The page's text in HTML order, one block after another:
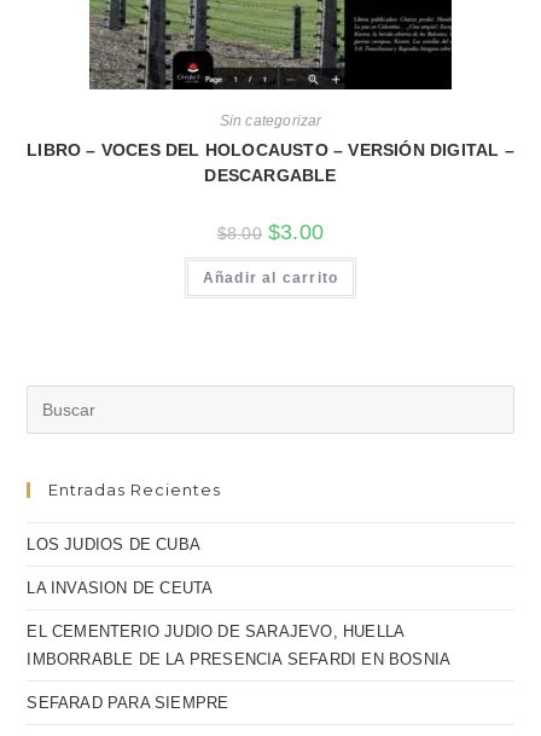
Sin categorizar
LIBRO – VOCES DEL HOLOCAUSTO – VERSIÓN DIGITAL –
DESCARGABLE
$8.00 $3.00
Añadir al carrito
Entradas Recientes
LOS JUDIOS DE CUBA
LA INVASION DE CEUTA
EL CEMENTERIO JUDIO DE SARAJEVO, HUELLA
IMBORRABLE DE LA PRESENCIA SEFARDI EN BOSNIA
SEFARAD PARA SIEMPRE